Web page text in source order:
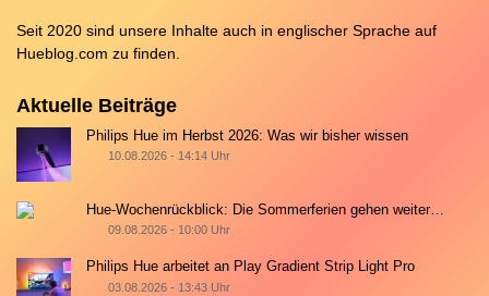
Seit 2020 sind unsere Inhalte auch in englischer Sprache auf
Hueblog.com zu finden.
Aktuelle Beiträge
Philips Hue im Herbst 2026: Was wir bisher wissen
10.08.2026 - 14:14 Uhr
Hue-Wochenrückblick: Die Sommerferien gehen weiter…
09.08.2026 - 10:00 Uhr
Philips Hue arbeitet an Play Gradient Strip Light Pro
03.08.2026 - 13:43 Uhr